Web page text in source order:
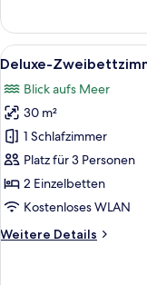
Zimmer,
2 Einzelbetten
(Partial
Alle
Fotos
für
Deluxe-
Zweibettzimmer,
2 Einzelbetten
anzeigen
7
Deluxe-
Blick aufs Meer
30 m²
1 Schlafzimmer
Platz für 3 Personen
2 Einzelbetten
Kostenloses WLAN
Weitere Details
Weitere